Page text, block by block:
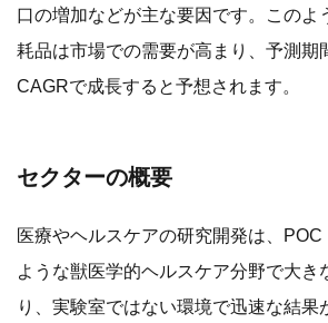
口の増加などが主な要因です。このよ
耗品は市場での需要が高まり、予測期
CAGRで成長すると予想されます。
セクターの概要
医療やヘルスケアの研究開発は、
ような獣医学的ヘルスケア分野で大き
り、実験室ではない環境で迅速な結果